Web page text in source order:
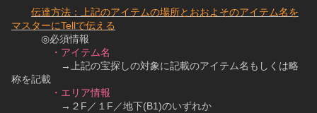
伝達方法：上記のアイテムの場所とおおよそのアイテム名を
マスターにTellで伝える
◎必須情報
・アイテム名
→上記の宝探しの対象に記載のアイテム名もしくは略
称を記載
・エリア情報
→２F／１F／地下(B1)のいずれか